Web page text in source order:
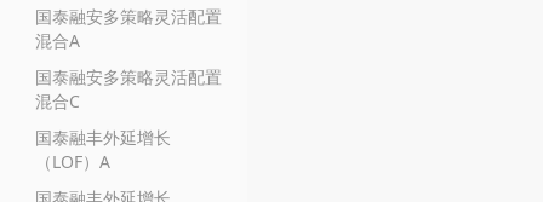
国泰融安多策略灵活配置
混合A
国泰融安多策略灵活配置
混合C
国泰融丰外延增长
（LOF）A